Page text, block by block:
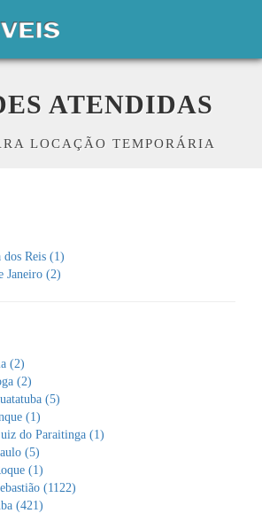
ATENDIDAS
LOCAÇÃO TEMPORÁRIA
Reis (1)
Janeiro (2)
(2)
(2)
(5)
(1)
do Paraitinga (1)
(5)
(1)
(1122)
(421)